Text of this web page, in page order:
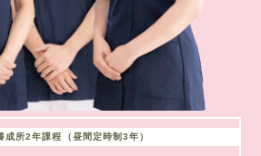
成所2年課程（昼間定時制3年）